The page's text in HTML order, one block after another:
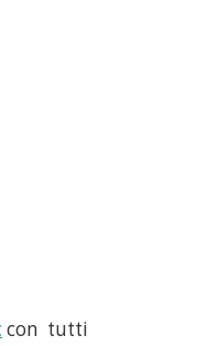
con tutti